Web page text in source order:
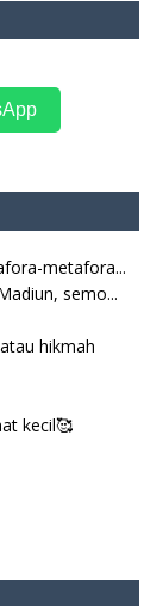
metafora...
semo...
hikmah
kecil🥰